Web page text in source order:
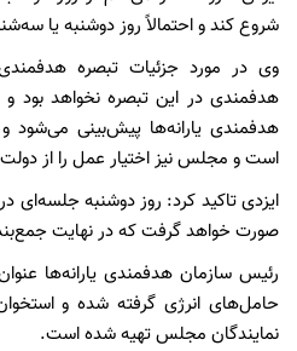
شروع کند و احتمالاً روز دوشنبه یا
وی در مورد جزئیات تبصره
هدفمندی در این تبصره نخواهد بود
هدفمندی یارانه‌ها پیش‌بینی می‌شود
است و مجلس نیز اختیار عمل را از
ایزدی تاکید کرد: روز دوشنبه جلسه‌ای
صورت خواهد گرفت که در نهایت
رئیس سازمان هدفمندی یارانه‌ها
حامل‌های انرژی گرفته شده و
نمایندگان مجلس تهیه شده است.